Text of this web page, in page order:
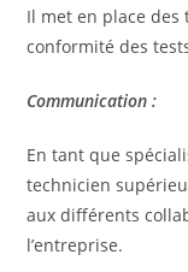
Il met en place des
conformité des
Communication :
En tant que
technicien
aux différents
l’entreprise.